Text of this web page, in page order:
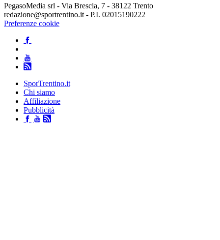
PegasoMedia srl - Via Brescia, 7 - 38122 Trento
redazione@sportrentino.it - P.I. 02015190222
Preferenze cookie
SporTrentino.it
Chi siamo
Affiliazione
Pubblicità